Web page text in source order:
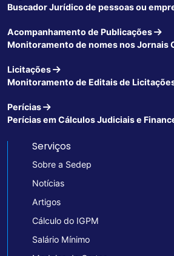
Buscador Jurídico de pessoas ou
Acompanhamento de Publicações
Monitoramento de nomes nos Jornais
Licitações
Monitoramento de Editais de
Perícias
Perícias em Cálculos Judiciais e
Serviços
Sobre a Sedep
Notícias
Artigos
Cálculo do IGPM
Salário Mínimo